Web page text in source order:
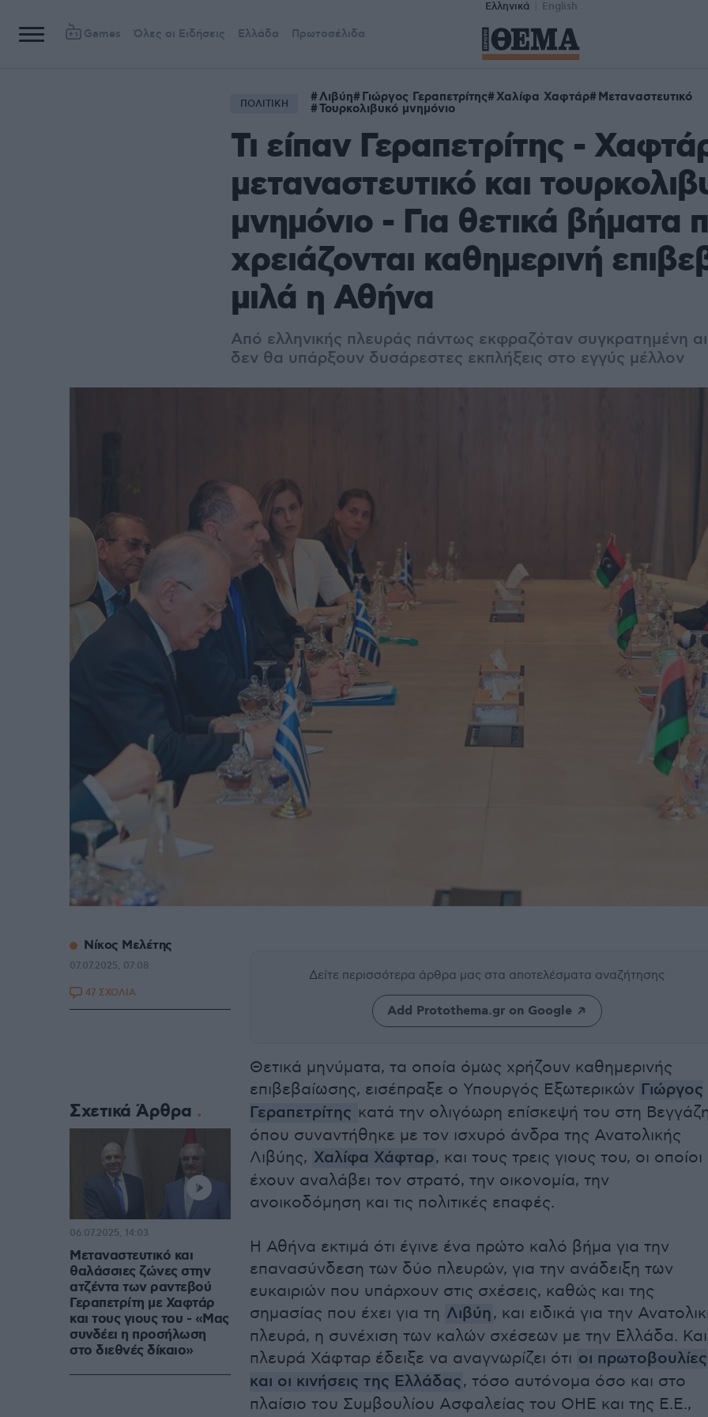
Ελληνικά English
Games Όλες οι Ειδήσεις Ελλάδα Πρωτοσέλιδα
ΠΟΛΙΤΙΚΗ Λιβύη Γιώργος Γεραπετρίτης Χαλίφα Χαφτάρ Μεταναστευτικό
Τουρκολιβυκό μνημόνιο
Τι είπαν Γεραπετρίτης -
μεταναστευτικό και
μνημόνιο - Για θετικά βήματα
χρειάζονται καθημερινή
μιλά η Αθήνα
Από ελληνικής πλευράς πάντως εκφραζόταν συγκρατημένη
δεν θα υπάρξουν δυσάρεστες εκπλήξεις στο εγγύς μέλλον
Δείτε περισσότερα άρθρα μας στα αποτελέσματα αναζήτησης
Add Protothema.gr on Google
Θετικά μηνύματα, τα οποία όμως χρήζουν καθημερινής
επιβεβαίωσης, εισέπραξε ο Υπουργός Εξωτερικών Γιώργος
Γεραπετρίτης κατά την ολιγόωρη επίσκεψή του στη
όπου συναντήθηκε με τον ισχυρό άνδρα της Ανατολικής
Λιβύης, Χαλίφα Χάφταρ, και τους τρεις γιους του, οι οποίοι
έχουν αναλάβει τον στρατό, την οικονομία, την
ανοικοδόμηση και τις πολιτικές επαφές.
Η Αθήνα εκτιμά ότι έγινε ένα πρώτο καλό βήμα για την
επανασύνδεση των δύο πλευρών, για την ανάδειξη των
ευκαιριών που υπάρχουν στις σχέσεις, καθώς και της
σημασίας που έχει για τη Λιβύη, και ειδικά για την
πλευρά, η συνέχιση των καλών σχέσεων με την Ελλάδα.
πλευρά Χάφταρ έδειξε να αναγνωρίζει ότι οι πρωτοβουλίες
και οι κινήσεις της Ελλάδας, τόσο αυτόνομα όσο και στο
πλαίσιο του Συμβουλίου Ασφαλείας του ΟΗΕ και της Ε.Ε.,
Νίκος Μελέτης
07.07.2025, 07:08
47 ΣΧΟΛΙΑ
Σχετικά Άρθρα
Μεταναστευτικό και
θαλάσσιες ζώνες στην
ατζέντα των ραντεβού
Γεραπετρίτη με Χαφτάρ
και τους γιους του - «Μας
συνδέει η προσήλωση
στο διεθνές δίκαιο»
06.07.2025, 14:03